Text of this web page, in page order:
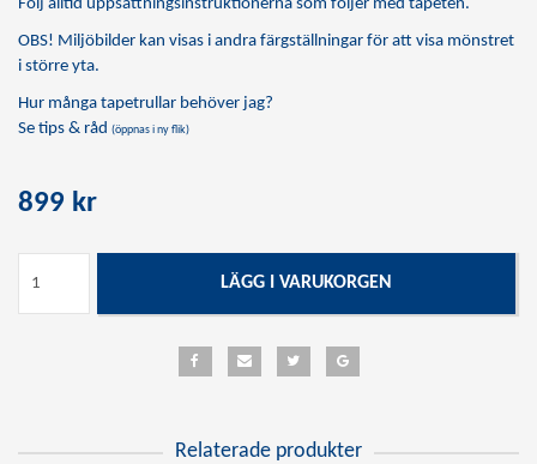
Följ alltid uppsättningsinstruktionerna som följer med tapeten.
OBS! Miljöbilder kan visas i andra färgställningar för att visa mönstret
i större yta.
Hur många tapetrullar behöver jag?
Se tips & råd (öppnas i ny flik)
899 kr
LÄGG I VARUKORGEN
Relaterade produkter